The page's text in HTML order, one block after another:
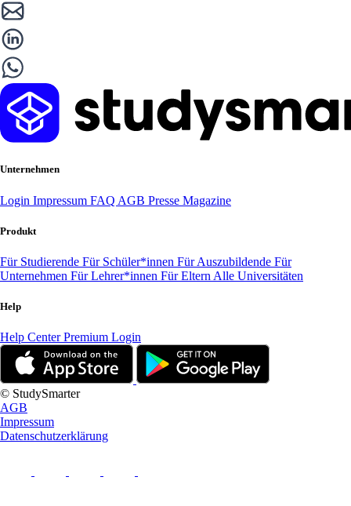
Unternehmen
Login Impressum FAQ AGB Presse Magazine
Produkt
Für Studierende Für Schüler*innen Für Auszubildende Für
Unternehmen Für Lehrer*innen Für Eltern Alle Universitäten
Help
Help CenterPremium Login
© StudySmarter
AGB
Impressum
Datenschutzerklärung